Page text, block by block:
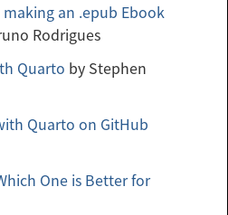
an .epub Ebook
Rodrigues
Quarto by Stephen
Quarto on GitHub
One is Better for